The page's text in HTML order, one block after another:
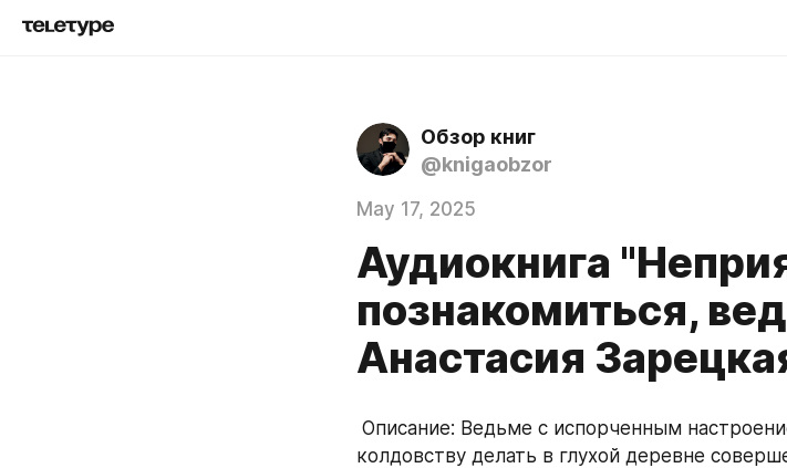
Обзор книг
@knigaobzor
May 17, 2025
Аудиокнига
познакомиться,
Анастасия
колдовству делать в глухой деревне